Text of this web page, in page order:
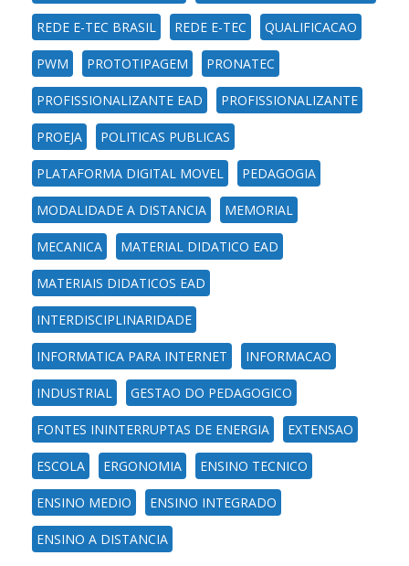
REDE E-TEC BRASIL REDE E-TEC QUALIFICACAO
PWM PROTOTIPAGEM PRONATEC
PROFISSIONALIZANTE EAD PROFISSIONALIZANTE
PROEJA POLITICAS PUBLICAS
PLATAFORMA DIGITAL MOVEL PEDAGOGIA
MODALIDADE A DISTANCIA MEMORIAL
MECANICA MATERIAL DIDATICO EAD
MATERIAIS DIDATICOS EAD
INTERDISCIPLINARIDADE
INFORMATICA PARA INTERNET INFORMACAO
INDUSTRIAL GESTAO DO PEDAGOGICO
FONTES ININTERRUPTAS DE ENERGIA EXTENSAO
ESCOLA ERGONOMIA ENSINO TECNICO
ENSINO MEDIO ENSINO INTEGRADO
ENSINO A DISTANCIA